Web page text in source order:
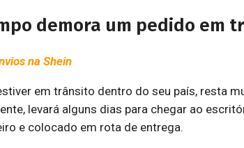
demora um pedido em
na Shein
em trânsito dentro do seu país, resta
levará alguns dias para chegar ao
e colocado em rota de entrega.